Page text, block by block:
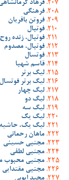
فرهاد
فرهنگی
فروتن باقریان
فوتبال
فوتبال، زنده روح
فوتبال، مصدوم
فوتسال
قاسم شهبا
لیگ برتر
لیگ برتر فوتسال
لیگ چهار
لیگ دو
لیگ سه
لیگ یک
لیگ یک، حاشیه
ماهان رحمانی
مجتبی حسینی
مجتبی لطفی
مجتبی محبوب
مجتبی مقتدایی